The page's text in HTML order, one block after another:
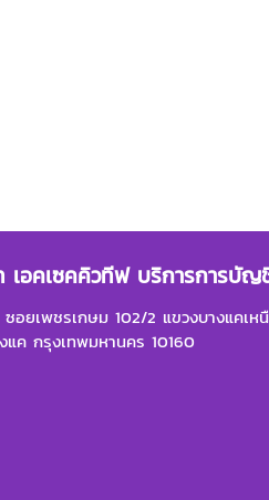
เอคเซคคิวทีฟ บริการการบัญ
ซอยเพชรเกษม 102/2 แขวงบางแคเห
แค กรุงเทพมหานคร 10160